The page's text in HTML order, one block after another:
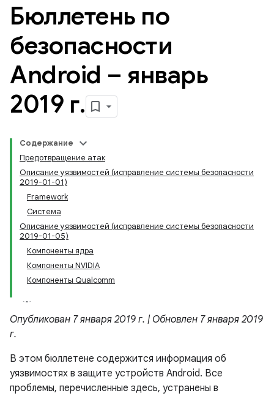
Бюллетень по
безопасности
Android – январь
2019 г.
Содержание
Предотвращение атак
Описание уязвимостей (исправление системы безопасности
2019-01-01)
Framework
Система
Описание уязвимостей (исправление системы безопасности
2019-01-05)
Компоненты ядра
Компоненты NVIDIA
Компоненты Qualcomm
Опубликован 7 января 2019 г. | Обновлен 7 января 2019
г.
В этом бюллетене содержится информация об
уязвимостях в защите устройств Android. Все
проблемы, перечисленные здесь, устранены в